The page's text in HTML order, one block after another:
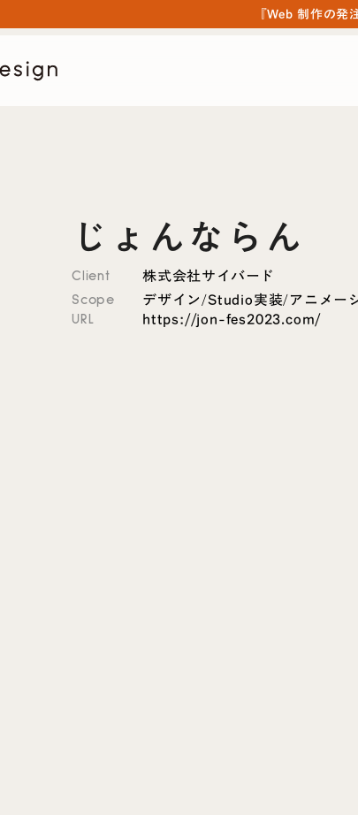
『Web 制作の
じょんならん
Client 株式会社サイバード
Scope デザイン/Studio実装/アニメー
URL https://jon-fes2023.com/